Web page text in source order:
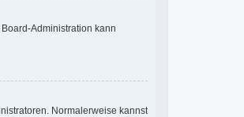
Administration kann
Normalerweise kannst